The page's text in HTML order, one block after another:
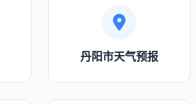
丹阳市天气预报